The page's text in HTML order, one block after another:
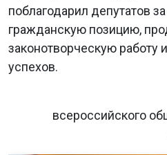
поблагодарил депутатов
гражданскую позицию,
законотворческую
успехов.
всероссийского